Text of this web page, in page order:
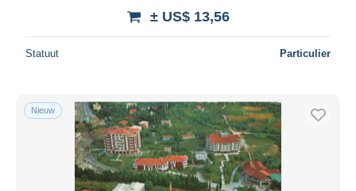
± US$ 13,56
Statuut Particulier
Nieuw